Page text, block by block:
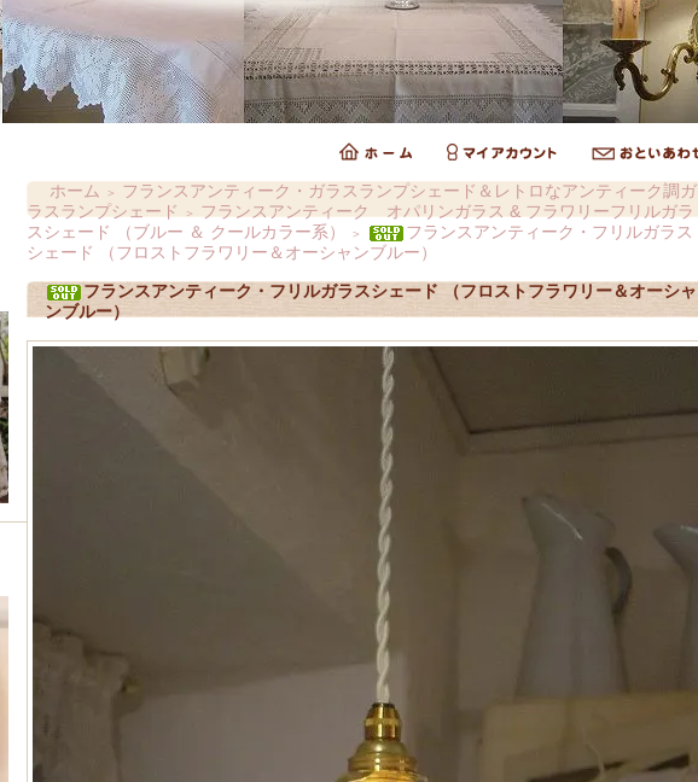
ホーム ＞
フランスアンティーク・ガラスランプシェード＆レトロなアンティーク調ガ
ラスランプシェード
＞
フランスアンティーク オパリンガラス & フラワリーフリルガラ
スシェード （ブルー ＆ クールカラー系）
＞
フランスアンティーク・フリルガラス
シェード （フロストフラワリー＆オーシャンブルー）
フランスアンティーク・フリルガラスシェード （フロストフラワリー＆オーシャ
ンブルー）